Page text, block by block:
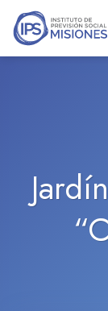
Saltar
contenido